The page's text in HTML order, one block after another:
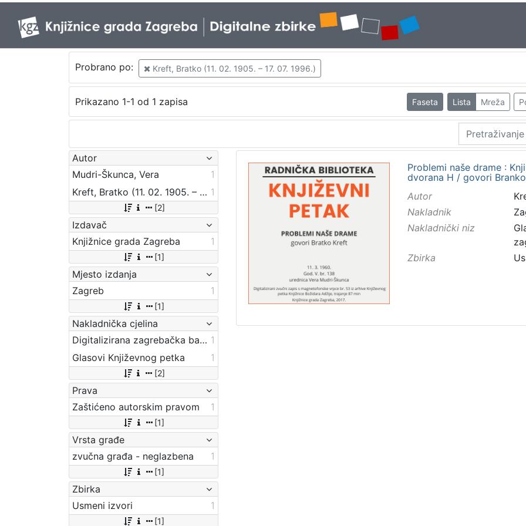
Probrano po: Kreft, Bratko (11. 02. 1905. – 17. 07. 1996.)
Prikazano 1-1 od 1 zapisa Faseta Lista Mreža
Autor
Mudri-Škunca, Vera
1
Kreft, Bratko (11. 02. 1905. – 17. 07. 1996.) 1
[2]
Izdavač
Knjižnice grada Zagreba
1
[1]
Mjesto izdanja
Zagreb
1
[1]
Nakladnička cjelina
Digitalizirana zagrebačka baština 1
Glasovi Književnog petka
1
[2]
Prava
Zaštićeno autorskim pravom
1
[1]
Vrsta građe
zvučna građa - neglazbena
1
[1]
Zbirka
Usmeni izvori
1
[1]
Problemi naše drame :
dvorana H / govori
Autor
Nakladnik
Nakladnički niz
Zbirka